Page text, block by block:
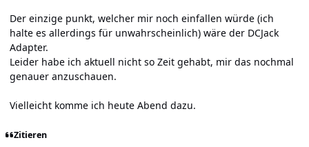
Der einzige punkt, welcher mir noch einfallen würde (ich
halte es allerdings für unwahrscheinlich) wäre der DCJack
Adapter.
Leider habe ich aktuell nicht so Zeit gehabt, mir das nochmal
genauer anzuschauen.
Vielleicht komme ich heute Abend dazu.
Zitieren